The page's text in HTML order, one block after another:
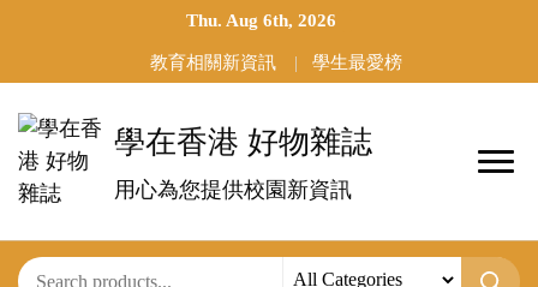
Thu. Aug 6th, 2026
教育相關新資訊 學生最愛榜
學在香港 好物雜誌
用心為您提供校園新資訊